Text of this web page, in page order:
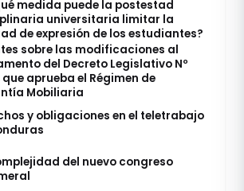
medida puede la postestad
universitaria limitar la
de expresión de los estudiantes?
sobre las modificaciones al
del Decreto Legislativo Nº
que aprueba el Régimen de
Mobiliaria
y obligaciones en el teletrabajo
del nuevo congreso